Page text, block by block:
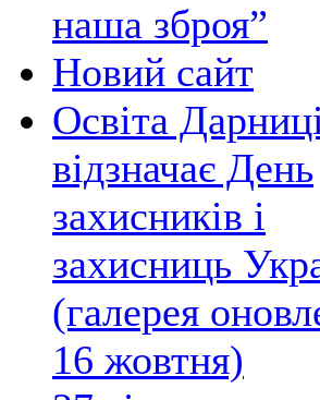
наша зброя”
Новий сайт
Освіта Дарниці
відзначає День
захисників і
захисниць
(галерея
16 жовтня)